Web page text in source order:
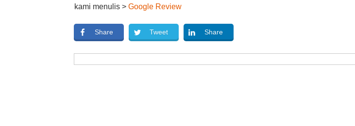
kami menulis > Google Review
Share Tweet Share